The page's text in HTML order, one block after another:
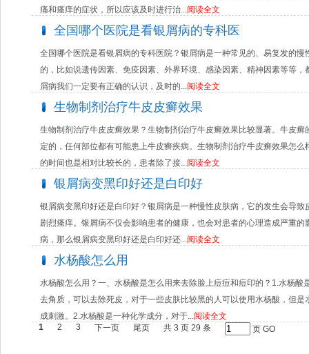
痛和瘙痒的症状，所以应该及时进行治...阅读全文
全国哪个医院是看银屑病的专科医
全国哪个医院是看银屑病的专科医院？银屑病是一种常见的、易复发的
的，比如说遗传因素、免疫因素、外界环境、感染因素、精神因素等等
屑病我们一定要有正确的认识，及时的...阅读全文
生物制剂治疗牛皮皮癣效果
生物制剂治疗牛皮皮癣效果？生物制剂治疗牛皮癣效果比较显著。牛皮
定的，任何部位都有可能患上牛皮癣疾病。生物制剂治疗牛皮癣效果怎
的时间也是相对比较长的，患者除了接...阅读全文
银屑病变黑印好还是白印好
银屑病变黑印好还是白印好？银屑病是一种慢性皮肤病，它的发生会导
剧烈瘙痒。银屑病不仅会影响患者的健康，也会对患者的心理造成严重
病，那么银屑病变黑印好还是白印好还...阅读全文
水杨酸怎么用
水杨酸怎么用？一、水杨酸是怎么用来去除脸上痘痘和痘印的？1.水杨酸
去角质，可以去除死皮，对于一些皮肤比较黑的人可以使用水杨酸，但
成刺激。2.水杨酸是一种化学成分，对于...阅读全文
1
2 3 下一页 尾页 共 3 页 29 条 页 GO